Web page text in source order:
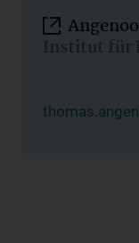
Institut für